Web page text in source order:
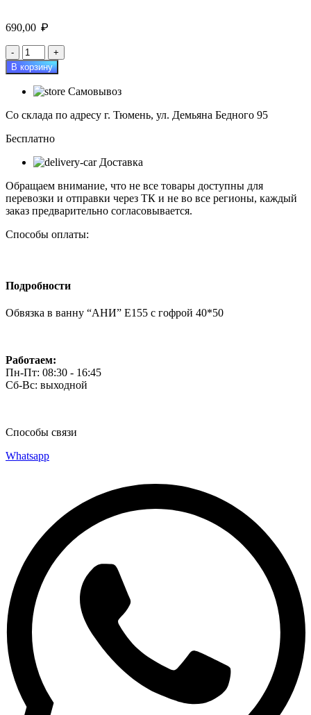
690,00 ₽
Количество
товара
Обвязка
в
ванну
"АНИ"
с
40*50
В корзину
Самовывоз
Со склада по адресу г. Тюмень, ул. Демьяна Бедного 95
Бесплатно
Доставка
Обращаем внимание, что не все товары доступны для
перевозки и отправки через ТК и не во все регионы, каждый
заказ предварительно согласовывается.
Способы оплаты:
Подробности
Обвязка в ванну “АНИ” Е155 с гофрой 40*50
Работаем:
Пн-Пт: 08:30 - 16:45
Сб-Вс: выходной
Способы связи
Whatsapp